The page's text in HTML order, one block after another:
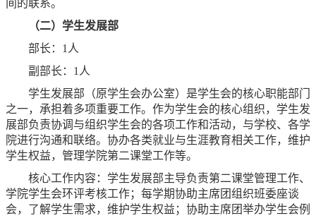
间的联系。
（二）学生发展部
部长：1人
副部长：1人
学生发展部（原学生会办公室）是学生会的核心职能部门
之一，承担着多项重要工作。作为学生会的核心组织，学生发
展部负责协调与组织学生会的各项工作和活动，与学校、各学
院进行沟通和联络。协办各类就业与生涯教育相关工作，维护
学生权益，管理学院第二课堂工作等。
核心工作内容：学生发展部主导负责第二课堂管理工作、
学院学生会环评考核工作；每学期协助主席团组织班委座谈
会，了解学生需求，维护学生权益；协助主席团举办学生会例